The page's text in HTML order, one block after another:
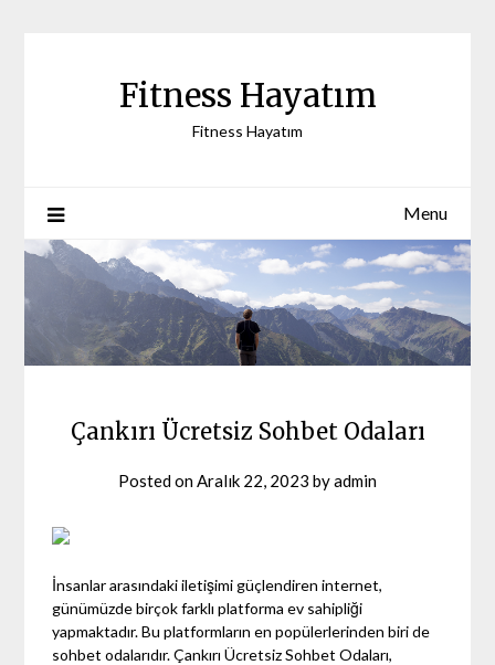
Fitness Hayatım
Fitness Hayatım
Menu
Çankırı Ücretsiz Sohbet Odaları
Posted on Aralık 22, 2023 byadmin
İnsanlar arasındaki iletişimi güçlendiren internet,
günümüzde birçok farklı platforma ev sahipliği
yapmaktadır. Bu platformların en popülerlerinden biri de
sohbet odalarıdır. Çankırı Ücretsiz Sohbet Odaları,